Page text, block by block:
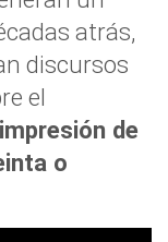
atrás,
discursos
el
de
o